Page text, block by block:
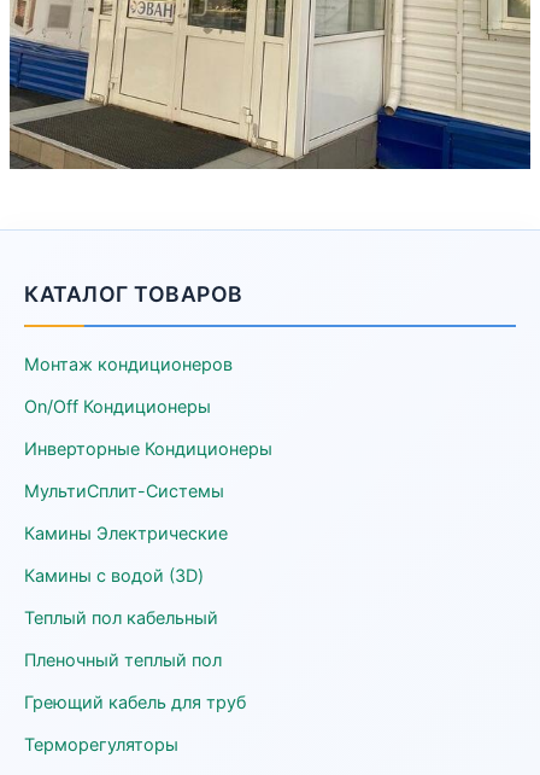
КАТАЛОГ ТОВАРОВ
Монтаж кондиционеров
On/Off Кондиционеры
Инверторные Кондиционеры
МультиСплит-Системы
Камины Электрические
Камины с водой (3D)
Теплый пол кабельный
Пленочный теплый пол
Греющий кабель для труб
Терморегуляторы